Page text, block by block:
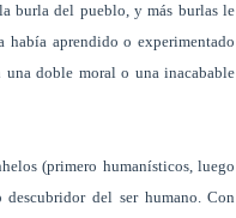
burla del pueblo, y más burlas le
aprendido o experimentado
doble moral o una inacabable
(primero humanísticos, luego
del ser humano. Con